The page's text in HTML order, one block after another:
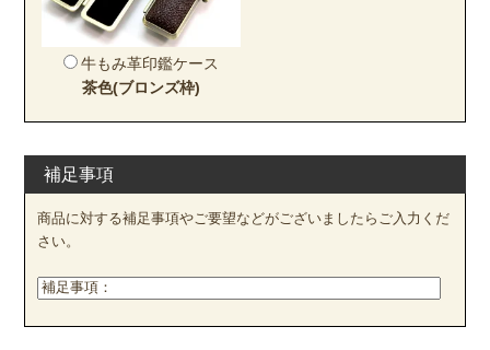
牛もみ革印鑑ケース
茶色(ブロンズ枠)
補足事項
商品に対する補足事項やご要望などがございましたらご入力くだ
さい。